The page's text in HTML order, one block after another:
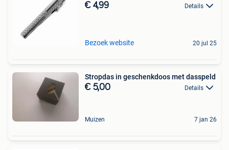
€ 4,99 Details
Bezoek website 20 jul 25
Stropdas in geschenkdoos met dasspeld
€ 5,00 Details
Muizen 7 jan 26